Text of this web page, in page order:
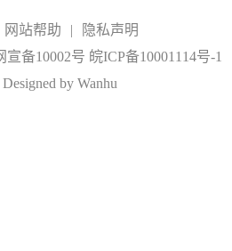
网站帮助 |
隐私声明
宣备10002号 皖ICP备10001114号-1
Designed by Wanhu